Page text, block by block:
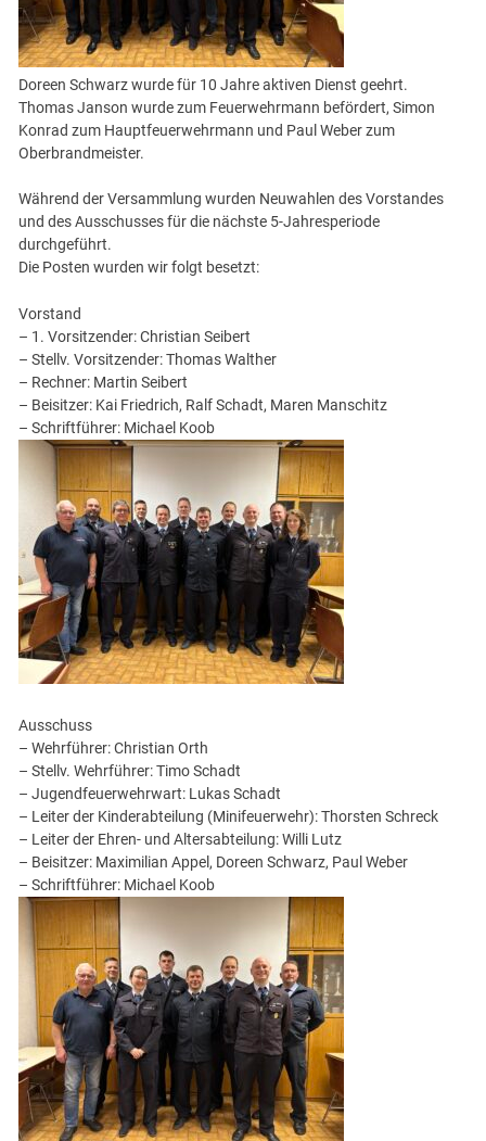
Doreen Schwarz wurde für 10 Jahre aktiven Dienst geehrt.
Thomas Janson wurde zum Feuerwehrmann befördert, Simon
Konrad zum Hauptfeuerwehrmann und Paul Weber zum
Oberbrandmeister.
Während der Versammlung wurden Neuwahlen des Vorstandes
und des Ausschusses für die nächste 5-Jahresperiode
durchgeführt.
Die Posten wurden wir folgt besetzt:
Vorstand
– 1. Vorsitzender: Christian Seibert
– Stellv. Vorsitzender: Thomas Walther
– Rechner: Martin Seibert
– Beisitzer: Kai Friedrich, Ralf Schadt, Maren Manschitz
– Schriftführer: Michael Koob
Ausschuss
– Wehrführer: Christian Orth
– Stellv. Wehrführer: Timo Schadt
– Jugendfeuerwehrwart: Lukas Schadt
– Leiter der Kinderabteilung (Minifeuerwehr): Thorsten Schreck
– Leiter der Ehren- und Altersabteilung: Willi Lutz
– Beisitzer: Maximilian Appel, Doreen Schwarz, Paul Weber
– Schriftführer: Michael Koob